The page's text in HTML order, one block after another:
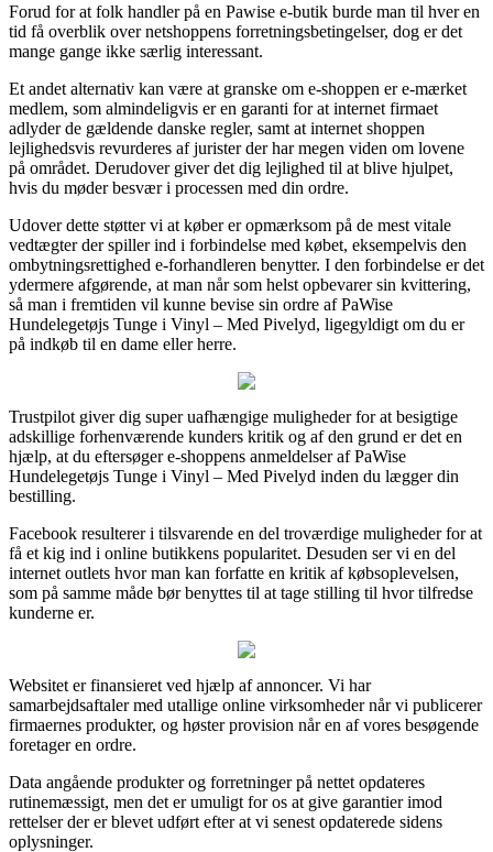
Forud for at folk handler på en Pawise e-butik burde man til hver en
tid få overblik over netshoppens forretningsbetingelser, dog er det
mange gange ikke særlig interessant.
Et andet alternativ kan være at granske om e-shoppen er e-mærket
medlem, som almindeligvis er en garanti for at internet firmaet
adlyder de gældende danske regler, samt at internet shoppen
lejlighedsvis revurderes af jurister der har megen viden om lovene
på området. Derudover giver det dig lejlighed til at blive hjulpet,
hvis du møder besvær i processen med din ordre.
Udover dette støtter vi at køber er opmærksom på de mest vitale
vedtægter der spiller ind i forbindelse med købet, eksempelvis den
ombytningsrettighed e-forhandleren benytter. I den forbindelse er det
ydermere afgørende, at man når som helst opbevarer sin kvittering,
så man i fremtiden vil kunne bevise sin ordre af PaWise
Hundelegetøjs Tunge i Vinyl – Med Pivelyd, ligegyldigt om du er
på indkøb til en dame eller herre.
Trustpilot giver dig super uafhængige muligheder for at besigtige
adskillige forhenværende kunders kritik og af den grund er det en
hjælp, at du eftersøger e-shoppens anmeldelser af PaWise
Hundelegetøjs Tunge i Vinyl – Med Pivelyd inden du lægger din
bestilling.
Facebook resulterer i tilsvarende en del troværdige muligheder for at
få et kig ind i online butikkens popularitet. Desuden ser vi en del
internet outlets hvor man kan forfatte en kritik af købsoplevelsen,
som på samme måde bør benyttes til at tage stilling til hvor tilfredse
kunderne er.
Websitet er finansieret ved hjælp af annoncer. Vi har
samarbejdsaftaler med utallige online virksomheder når vi publicerer
firmaernes produkter, og høster provision når en af vores besøgende
foretager en ordre.
Data angående produkter og forretninger på nettet opdateres
rutinemæssigt, men det er umuligt for os at give garantier imod
rettelser der er blevet udført efter at vi senest opdaterede sidens
oplysninger.